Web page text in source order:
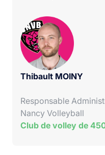
Thibault MOINY
Responsable
Nancy Volleyball
Club de volley de